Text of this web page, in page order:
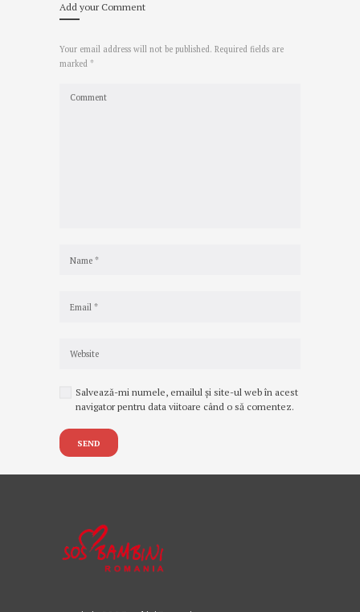
Add your Comment
Your email address will not be published. Required fields are
marked *
Salvează-mi numele, emailul și site-ul web în acest
navigator pentru data viitoare când o să comentez.